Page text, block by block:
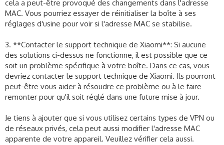
cela a peut-être provoqué des changements dans l'adresse
MAC. Vous pourriez essayer de réinitialiser la boîte à ses
réglages d'usine pour voir si l'adresse MAC se stabilise.
3. **Contacter le support technique de Xiaomi**: Si aucune
des solutions ci-dessus ne fonctionne, il est possible que ce
soit un problème spécifique à votre boîte. Dans ce cas, vous
devriez contacter le support technique de Xiaomi. Ils pourront
peut-être vous aider à résoudre ce problème ou à le faire
remonter pour qu'il soit réglé dans une future mise à jour.
Je tiens à ajouter que si vous utilisez certains types de VPN ou
de réseaux privés, cela peut aussi modifier l'adresse MAC
apparente de votre appareil. Veuillez vérifier cela aussi.